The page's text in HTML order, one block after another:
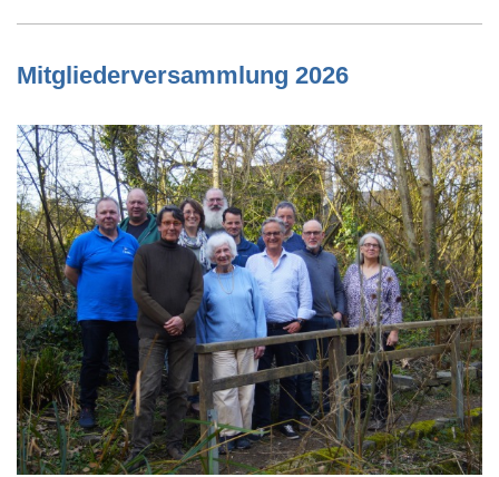
Mitgliederversammlung 2026